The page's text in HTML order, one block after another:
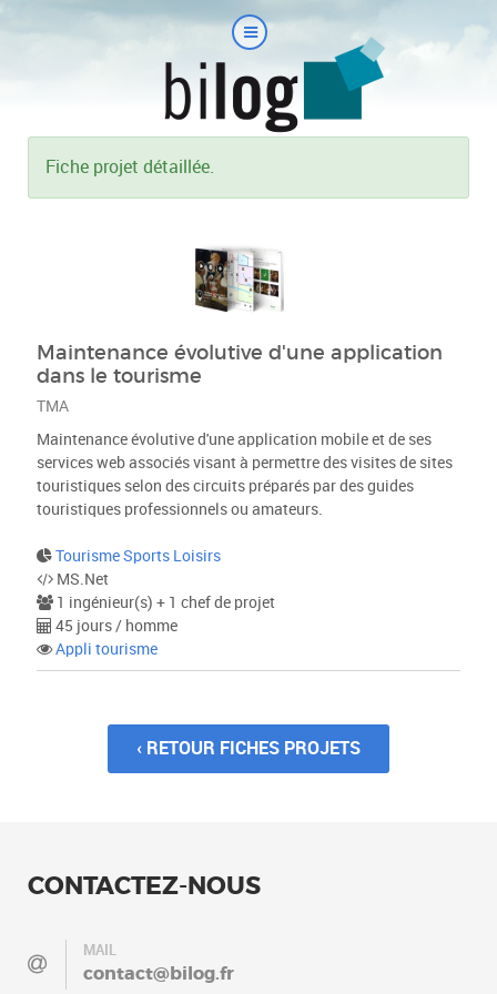
Fiche projet détaillée.
Maintenance évolutive d'une application
dans le tourisme
TMA
Maintenance évolutive d'une application mobile et de ses
services web associés visant à permettre des visites de sites
touristiques selon des circuits préparés par des guides
touristiques professionnels ou amateurs.
Tourisme Sports Loisirs
MS.Net
1 ingénieur(s) + 1 chef de projet
45 jours / homme
Appli tourisme
‹ RETOUR FICHES PROJETS
CONTACTEZ-NOUS
MAIL
contact@bilog.fr